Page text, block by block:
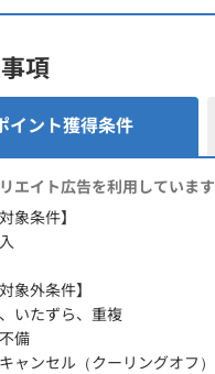
者の飲酒は法律で禁じられてい
項
イント獲得条件
獲得条件
エイト広告を利用しています
象条件】
象外条件】
いたずら、重複
備
ャンセル（クーリングオフ）